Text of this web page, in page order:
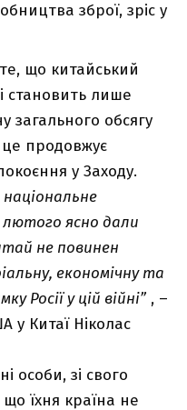
зброї, зріс у
що китайський
становить лише
загального обсягу
продовжує
у Заходу.
лютого ясно дали
не повинен
економічну та
Росії у цій війні” , –
у Китаї Ніколас
особи, зі свого
їхня країна не